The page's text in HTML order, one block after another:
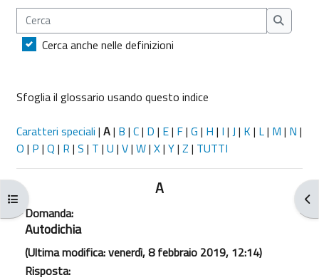
Apri indice del corso
Cerca
Cerca
Cerca anche nelle definizioni
Sfoglia il glossario usando questo indice
Caratteri speciali | A| B | C| D | E| F| G | H | I | J | K | L| M | N |
O | P | Q | R | S | T | U | V| W| X| Y| Z | TUTTI
A
Domanda:
Autodichia
(Ultima modifica: venerdì, 8 febbraio 2019, 12:14)
Risposta: